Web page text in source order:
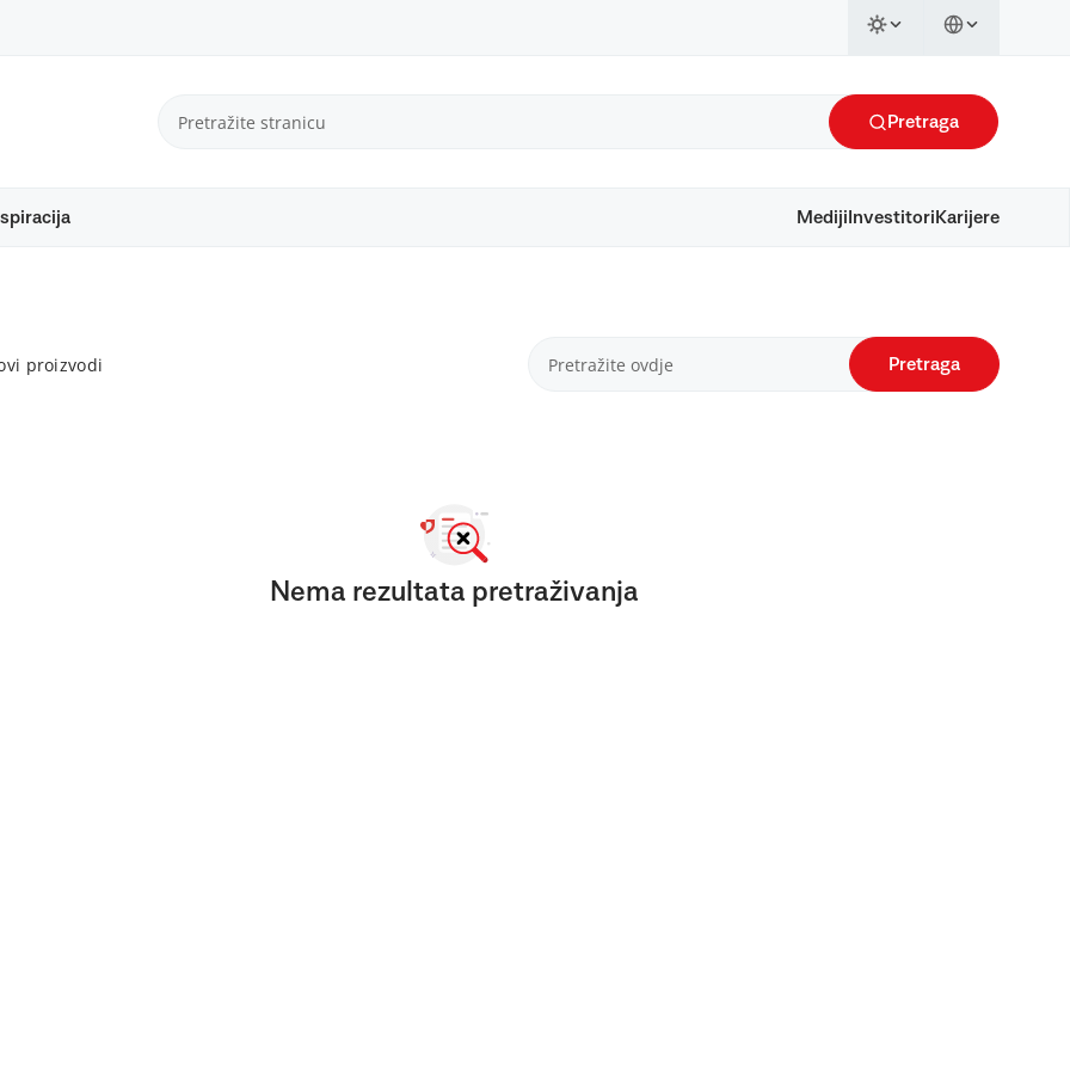
Pretraga
Mediji Investitori Karijere
proizvodi Pretraga
Nema rezultata pretraživanja